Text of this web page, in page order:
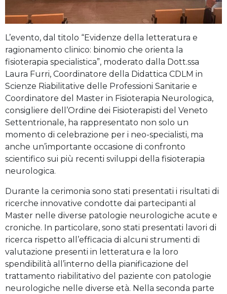
L’evento, dal titolo “Evidenze della letteratura e
ragionamento clinico: binomio che orienta la
fisioterapia specialistica”, moderato dalla Dott.ssa
Laura Furri, Coordinatore della Didattica CDLM in
Scienze Riabilitative delle Professioni Sanitarie e
Coordinatore del Master in Fisioterapia Neurologica,
consigliere dell’Ordine dei Fisioterapisti del Veneto
Settentrionale, ha rappresentato non solo un
momento di celebrazione per i neo-specialisti, ma
anche un’importante occasione di confronto
scientifico sui più recenti sviluppi della fisioterapia
neurologica.
Durante la cerimonia sono stati presentati i risultati di
ricerche innovative condotte dai partecipanti al
Master nelle diverse patologie neurologiche acute e
croniche. In particolare, sono stati presentati lavori di
ricerca rispetto all’efficacia di alcuni strumenti di
valutazione presenti in letteratura e la loro
spendibilità all’interno della pianificazione del
trattamento riabilitativo del paziente con patologie
neurologiche nelle diverse età. Nella seconda parte